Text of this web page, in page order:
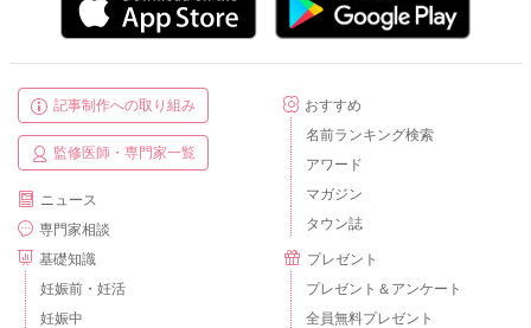
記事制作への取り組み
監修医師・専門家一覧
ニュース
専門家相談
基礎知識
妊娠前・妊活
妊娠中
おすすめ
名前ランキング検索
アワード
マガジン
タウン誌
プレゼント
プレゼント＆アンケート
全員無料プレゼント